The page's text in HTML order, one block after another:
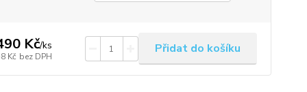
Kč/ks
Kč bez DPH
Přidat do košíku